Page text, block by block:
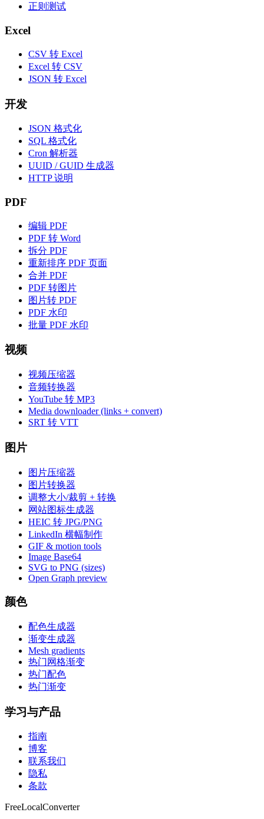
正则测试
Excel
CSV 转 Excel
Excel 转 CSV
JSON 转 Excel
开发
JSON 格式化
SQL 格式化
Cron 解析器
UUID / GUID 生成器
HTTP 说明
PDF
编辑 PDF
PDF 转 Word
拆分 PDF
重新排序 PDF 页面
合并 PDF
PDF 转图片
图片转 PDF
PDF 水印
批量 PDF 水印
视频
视频压缩器
音频转换器
YouTube 转 MP3
Media downloader (links + convert)
SRT 转 VTT
图片
图片压缩器
图片转换器
调整大小/裁剪 + 转换
网站图标生成器
HEIC 转 JPG/PNG
LinkedIn 横幅制作
GIF & motion tools
Image Base64
SVG to PNG (sizes)
Open Graph preview
颜色
配色生成器
渐变生成器
Mesh gradients
热门网格渐变
热门配色
热门渐变
学习与产品
指南
博客
联系我们
隐私
条款
FreeLocalConverter